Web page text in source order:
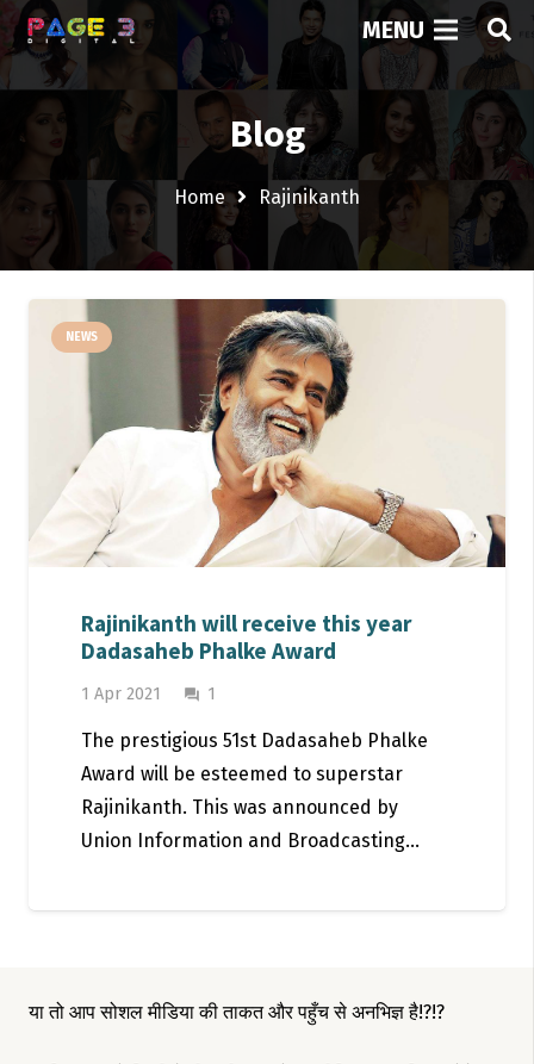
MENU
Blog
Home Rajinikanth
NEWS
Rajinikanth will receive this year
Dadasaheb Phalke Award
1 Apr 2021 question_answer 1
The prestigious 51st Dadasaheb Phalke
Award will be esteemed to superstar
Rajinikanth. This was announced by
Union Information and Broadcasting…
या तो आप सोशल मीडिया की ताकत और पहुँच से अनभिज्ञ है!?!?